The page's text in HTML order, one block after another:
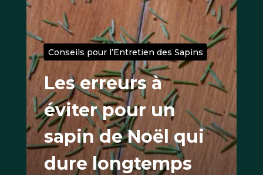
Conseils pour l’Entretien des Sapins
Les erreurs à
éviter pour un
sapin de Noël qui
dure longtemps